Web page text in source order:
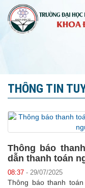
THÔNG TIN
Thông báo
dẫn thanh toán
08:37 - 29/07/2025
Thông báo thanh